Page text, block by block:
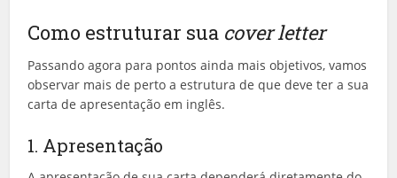
Como estruturar sua cover letter
Passando agora para pontos ainda mais objetivos, vamos
observar mais de perto a estrutura de que deve ter a sua
carta de apresentação em inglês.
1. Apresentação